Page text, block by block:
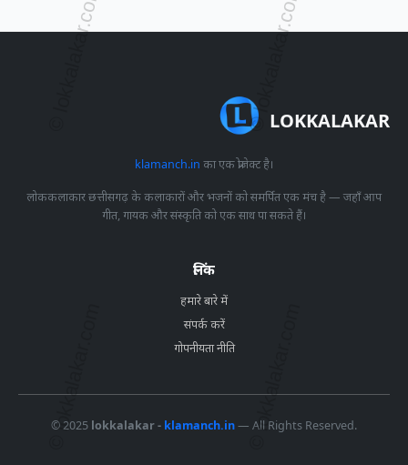
LOKKALAKAR
klamanch.in का एक प्रोजेक्ट है।
लोककलाकार छत्तीसगढ़ के कलाकारों और भजनों को समर्पित एक मंच है — जहाँ आप
गीत, गायक और संस्कृति को एक साथ पा सकते हैं।
लिंक
हमारे बारे में
संपर्क करें
गोपनीयता नीति
© 2025 lokkalakar - klamanch.in— All Rights Reserved.